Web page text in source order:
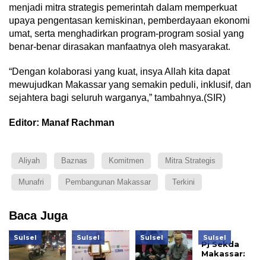
menjadi mitra strategis pemerintah dalam memperkuat
upaya pengentasan kemiskinan, pemberdayaan ekonomi
umat, serta menghadirkan program-program sosial yang
benar-benar dirasakan manfaatnya oleh masyarakat.
“Dengan kolaborasi yang kuat, insya Allah kita dapat
mewujudkan Makassar yang semakin peduli, inklusif, dan
sejahtera bagi seluruh warganya,” tambahnya.(SIR)
Editor: Manaf Rachman
Aliyah Baznas Komitmen Mitra Strategis
Munafri Pembangunan Makassar Terkini
Baca Juga
Sulsel Sulsel Sulsel Sulsel
Pj Sekda
Makassar: